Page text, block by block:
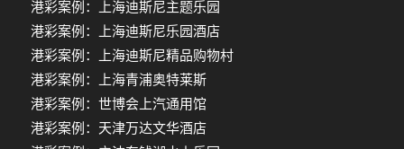
港彩案例：上海迪斯尼主题乐园
港彩案例：上海迪斯尼乐园酒店
港彩案例：上海迪斯尼精品购物村
港彩案例：上海青浦奥特莱斯
港彩案例：世博会上汽通用馆
港彩案例：天津万达文华酒店